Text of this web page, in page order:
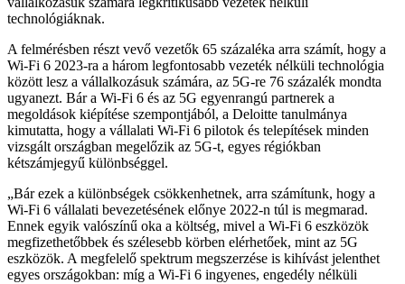
technológiáknak.
A felmérésben részt vevő vezetők 65 százaléka arra számít, hogy a
Wi-Fi 6 2023-ra a három legfontosabb vezeték nélküli technológia
között lesz a vállalkozásuk számára, az 5G-re 76 százalék mondta
ugyanezt. Bár a Wi-Fi 6 és az 5G egyenrangú partnerek a
megoldások kiépítése szempontjából, a Deloitte tanulmánya
kimutatta, hogy a vállalati Wi-Fi 6 pilotok és telepítések minden
vizsgált országban megelőzik az 5G-t, egyes régiókban
kétszámjegyű különbséggel.
Bár ezek a különbségek csökkenhetnek, arra számítunk, hogy a
Wi-Fi 6 vállalati bevezetésének előnye 2022-n túl is megmarad.
Ennek egyik valószínű oka a költség, mivel a Wi-Fi 6 eszközök
megfizethetőbbek és szélesebb körben elérhetőek, mint az 5G
eszközök. A megfelelő spektrum megszerzése is kihívást jelenthet
egyes országokban: míg a Wi-Fi 6 ingyenes, engedély nélküli